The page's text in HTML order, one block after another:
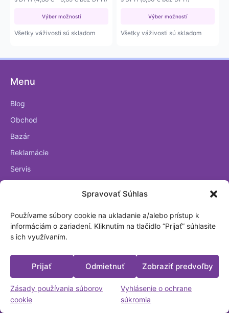
Spravovať Súhlas
Používame súbory cookie na ukladanie a/alebo prístup k
informáciám o zariadení. Kliknutím na tlačidlo “Prijať” súhlasite
s ich využívaním.
Prijať Odmietnuť Zobraziť predvoľby
Zásady používania súborov
cookie
Vyhlásenie o ochrane
súkromia
through
4,88 €
5,69 €
Výber možností
Všetky váživosti sú skladom
Výber možností
Všetky váživosti sú skladom
Menu
Blog
Obchod
Bazár
Reklamácie
Servis
Dôležité odkazy
Obchodné podmienky
GDPR
Zľavy pre školy a neziskové organizácie
Informácie a poučenia pre spotrebiteľa
Kontaktné údaje